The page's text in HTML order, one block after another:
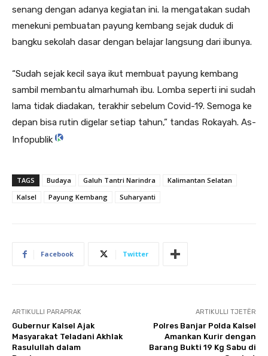
senang dengan adanya kegiatan ini. Ia mengatakan sudah
menekuni pembuatan payung kembang sejak duduk di
bangku sekolah dasar dengan belajar langsung dari ibunya.
“Sudah sejak kecil saya ikut membuat payung kembang
sambil membantu almarhumah ibu. Lomba seperti ini sudah
lama tidak diadakan, terakhir sebelum Covid-19. Semoga ke
depan bisa rutin digelar setiap tahun,” tandas Rokayah. As-
Infopublik
TAGS Budaya Galuh Tantri Narindra
Kalimantan Selatan
Kalsel
Payung Kembang Suharyanti
Facebook Twitter
ARTIKULLI PARAPRAK
Gubernur Kalsel Ajak
Masyarakat Teladani Akhlak
Rasulullah dalam
ARTIKULLI TJETËR
Polres Banjar Polda Kalsel
Amankan Kurir dengan
Barang Bukti 19 Kg Sabu di